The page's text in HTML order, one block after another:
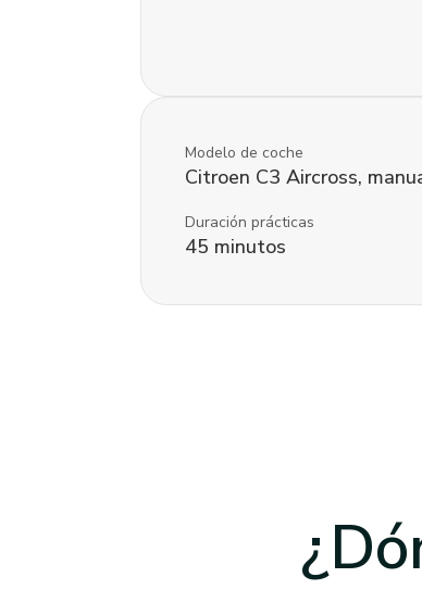
Modelo de coche
Citroen C3 Aircross,
Duración prácticas
45 minutos